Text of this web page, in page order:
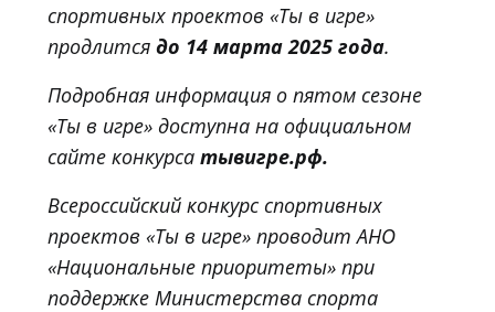
спортивных проектов «Ты в игре»
продлится до 14 марта 2025 года.
Подробная информация о пятом сезоне
«Ты в игре» доступна на официальном
сайте конкурса тывигре.рф.
Всероссийский конкурс спортивных
проектов «Ты в игре» проводит АНО
«Национальные приоритеты» при
поддержке Министерства спорта